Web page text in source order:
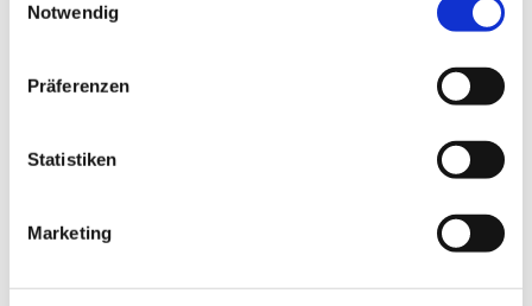
Notwendig
Präferenzen
Statistiken
Marketing
betroffen. Weil sie ihre
Schiffe nicht mehr voll
existenzbedrohend, sagt Schifferseelsorger
Bethel-Chef Haase:
traten Anfang der